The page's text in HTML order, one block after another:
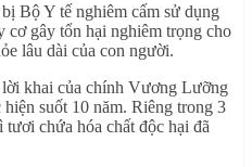
Bộ Y tế nghiêm cấm sử dụng
cơ gây tổn hại nghiêm trọng cho
lâu dài của con người.
khai của chính Vương Lưỡng
suốt 10 năm. Riêng trong 3
chứa hóa chất độc hại đã